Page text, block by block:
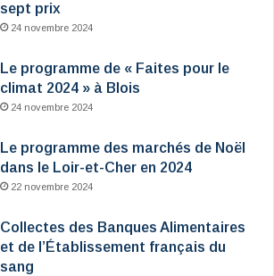
sept prix
24 novembre 2024
Le programme de « Faites pour le
climat 2024 » à Blois
24 novembre 2024
Le programme des marchés de Noël
dans le Loir-et-Cher en 2024
22 novembre 2024
Collectes des Banques Alimentaires
et de l’Établissement français du
sang